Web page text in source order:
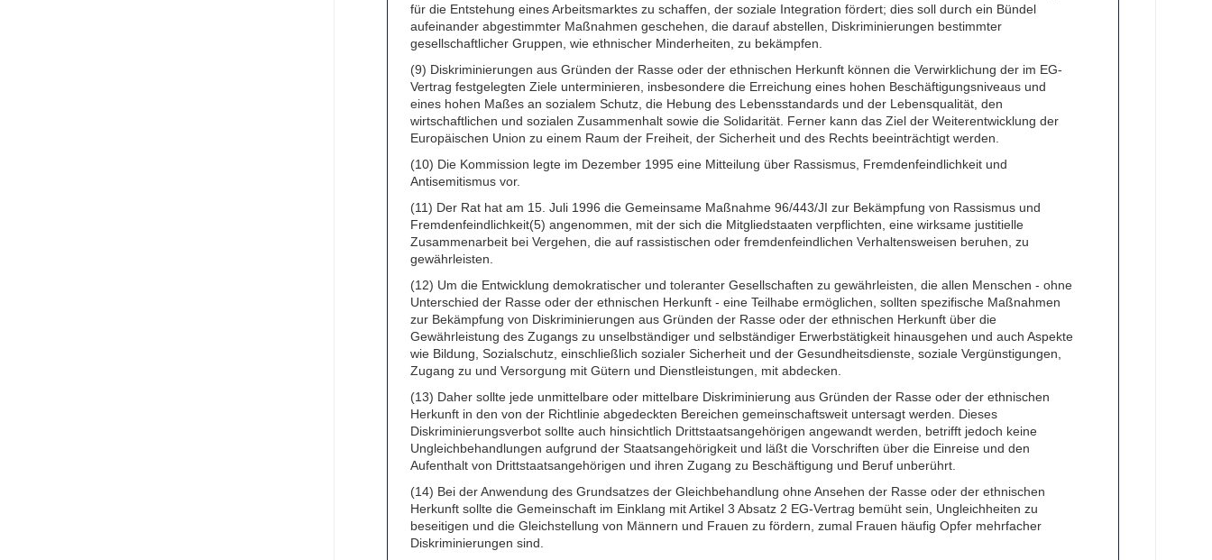
für die Entstehung eines Arbeitsmarktes zu schaffen, der soziale Integration fördert; dies soll durch ein Bündel
aufeinander abgestimmter Maßnahmen geschehen, die darauf abstellen, Diskriminierungen bestimmter
gesellschaftlicher Gruppen, wie ethnischer Minderheiten, zu bekämpfen.
(9) Diskriminierungen aus Gründen der Rasse oder der ethnischen Herkunft können die Verwirklichung der im EG-
Vertrag festgelegten Ziele unterminieren, insbesondere die Erreichung eines hohen Beschäftigungsniveaus und
eines hohen Maßes an sozialem Schutz, die Hebung des Lebensstandards und der Lebensqualität, den
wirtschaftlichen und sozialen Zusammenhalt sowie die Solidarität. Ferner kann das Ziel der Weiterentwicklung der
Europäischen Union zu einem Raum der Freiheit, der Sicherheit und des Rechts beeinträchtigt werden.
(10) Die Kommission legte im Dezember 1995 eine Mitteilung über Rassismus, Fremdenfeindlichkeit und
Antisemitismus vor.
(11) Der Rat hat am 15. Juli 1996 die Gemeinsame Maßnahme 96/443/JI zur Bekämpfung von Rassismus und
Fremdenfeindlichkeit(5) angenommen, mit der sich die Mitgliedstaaten verpflichten, eine wirksame justitielle
Zusammenarbeit bei Vergehen, die auf rassistischen oder fremdenfeindlichen Verhaltensweisen beruhen, zu
gewährleisten.
(12) Um die Entwicklung demokratischer und toleranter Gesellschaften zu gewährleisten, die allen Menschen - ohne
Unterschied der Rasse oder der ethnischen Herkunft - eine Teilhabe ermöglichen, sollten spezifische Maßnahmen
zur Bekämpfung von Diskriminierungen aus Gründen der Rasse oder der ethnischen Herkunft über die
Gewährleistung des Zugangs zu unselbständiger und selbständiger Erwerbstätigkeit hinausgehen und auch Aspekte
wie Bildung, Sozialschutz, einschließlich sozialer Sicherheit und der Gesundheitsdienste, soziale Vergünstigungen,
Zugang zu und Versorgung mit Gütern und Dienstleistungen, mit abdecken.
(13) Daher sollte jede unmittelbare oder mittelbare Diskriminierung aus Gründen der Rasse oder der ethnischen
Herkunft in den von der Richtlinie abgedeckten Bereichen gemeinschaftsweit untersagt werden. Dieses
Diskriminierungsverbot sollte auch hinsichtlich Drittstaatsangehörigen angewandt werden, betrifft jedoch keine
Ungleichbehandlungen aufgrund der Staatsangehörigkeit und läßt die Vorschriften über die Einreise und den
Aufenthalt von Drittstaatsangehörigen und ihren Zugang zu Beschäftigung und Beruf unberührt.
(14) Bei der Anwendung des Grundsatzes der Gleichbehandlung ohne Ansehen der Rasse oder der ethnischen
Herkunft sollte die Gemeinschaft im Einklang mit Artikel 3 Absatz 2 EG-Vertrag bemüht sein, Ungleichheiten zu
beseitigen und die Gleichstellung von Männern und Frauen zu fördern, zumal Frauen häufig Opfer mehrfacher
Diskriminierungen sind.